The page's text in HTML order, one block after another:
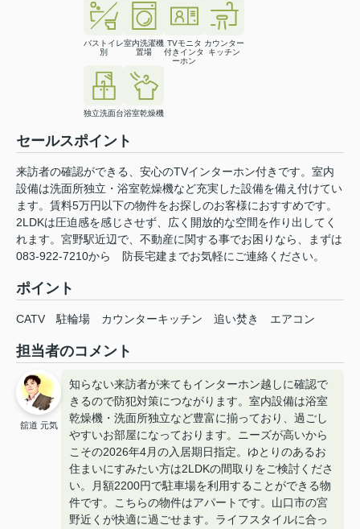
バストイレ
別
室内洗濯機
置場
TVモニタ
付きインタ
ーホン
カウンター
キッチン
独立洗面台浴室乾燥機
セールスポイント
来訪者の確認ができる、安心のTVインターホン付きです。室内
設備は洗面所独立・浴室乾燥機など充実した設備を備え付けてい
ます。賃料5万円以下の物件をお探しのお客様におすすめです。
2LDKは圧迫感を感じさせず、広く開放的な空間を作り出してく
れます。宮野駅近辺で、不動産に関する事でお困りなら、まずは
083-922-7210から 防長宅建までお気軽にご連絡ください。
ポイント
CATV 駐輪場 カウンターキッチン 追い焚き エアコン
担当者のコメント
舘道 元気
知らない来訪者が来てもインターホン越しに確認で
きるので防犯対策につながります。室内設備は浴室
乾燥機・洗面所独立など豊富に揃っており、過ごし
やすいお部屋になっております。ニーズが高いから
こその2026年4月の入居期日指定。ゆとりのあるお
住まいにすみたい方は2LDKの間取りをご検討くださ
い。月額2200円で駐車場を利用することができる物
件です。こちらの物件はアパートです。山口市の宮
野近くが快適に過ごせます。ライフスタイルに合っ